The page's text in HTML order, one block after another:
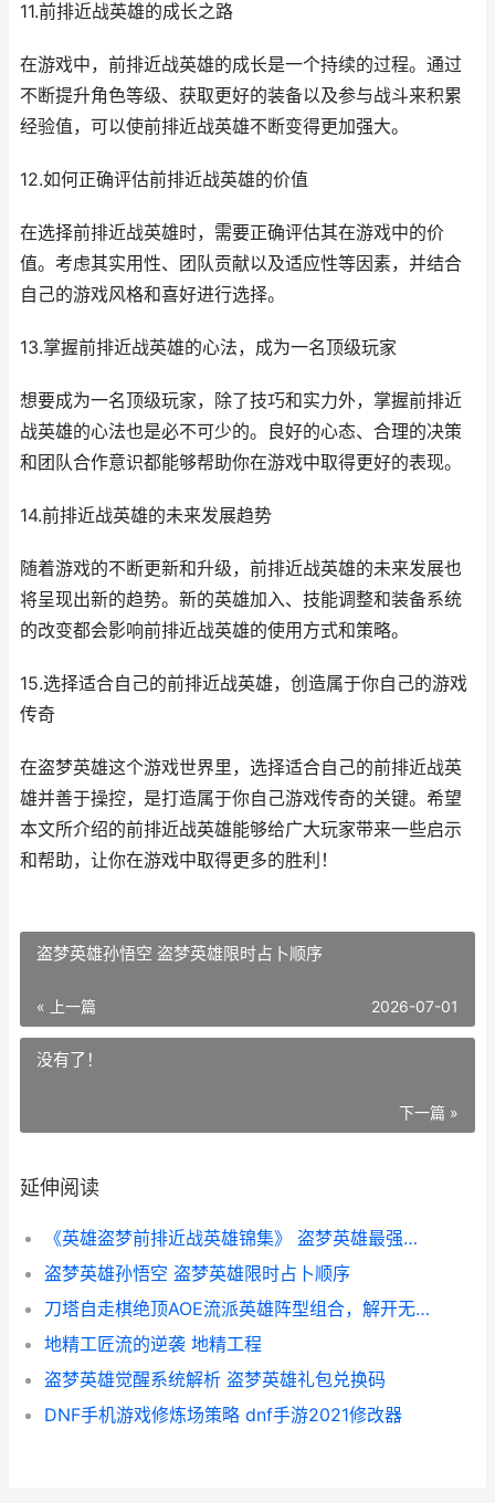
11.前排近战英雄的成长之路
在游戏中，前排近战英雄的成长是一个持续的过程。通过
不断提升角色等级、获取更好的装备以及参与战斗来积累
经验值，可以使前排近战英雄不断变得更加强大。
12.如何正确评估前排近战英雄的价值
在选择前排近战英雄时，需要正确评估其在游戏中的价
值。考虑其实用性、团队贡献以及适应性等因素，并结合
自己的游戏风格和喜好进行选择。
13.掌握前排近战英雄的心法，成为一名顶级玩家
想要成为一名顶级玩家，除了技巧和实力外，掌握前排近
战英雄的心法也是必不可少的。良好的心态、合理的决策
和团队合作意识都能够帮助你在游戏中取得更好的表现。
14.前排近战英雄的未来发展趋势
随着游戏的不断更新和升级，前排近战英雄的未来发展也
将呈现出新的趋势。新的英雄加入、技能调整和装备系统
的改变都会影响前排近战英雄的使用方式和策略。
15.选择适合自己的前排近战英雄，创造属于你自己的游戏
传奇
在盗梦英雄这个游戏世界里，选择适合自己的前排近战英
雄并善于操控，是打造属于你自己游戏传奇的关键。希望
本文所介绍的前排近战英雄能够给广大玩家带来一些启示
和帮助，让你在游戏中取得更多的胜利！
盗梦英雄孙悟空 盗梦英雄限时占卜顺序
« 上一篇 2026-07-01
没有了！
下一篇 »
延伸阅读
《英雄盗梦前排近战英雄锦集》 盗梦英雄最强英雄
盗梦英雄孙悟空 盗梦英雄限时占卜顺序
刀塔自走棋绝顶AOE流派英雄阵型组合，解开无人能敌团战输出 刀塔自走棋nga
地精工匠流的逆袭 地精工程
盗梦英雄觉醒系统解析 盗梦英雄礼包兑换码
DNF手机游戏修炼场策略 dnf手游2021修改器